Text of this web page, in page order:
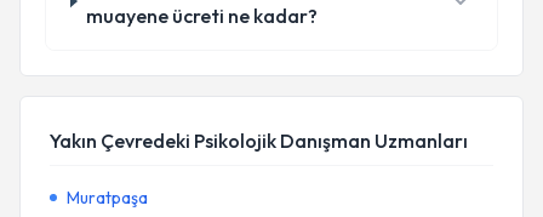
muayene ücreti ne kadar?
Yakın Çevredeki Psikolojik Danışman Uzmanları
Muratpaşa